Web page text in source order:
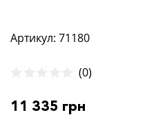
Артикул: 71180
(0)
11 335 грн